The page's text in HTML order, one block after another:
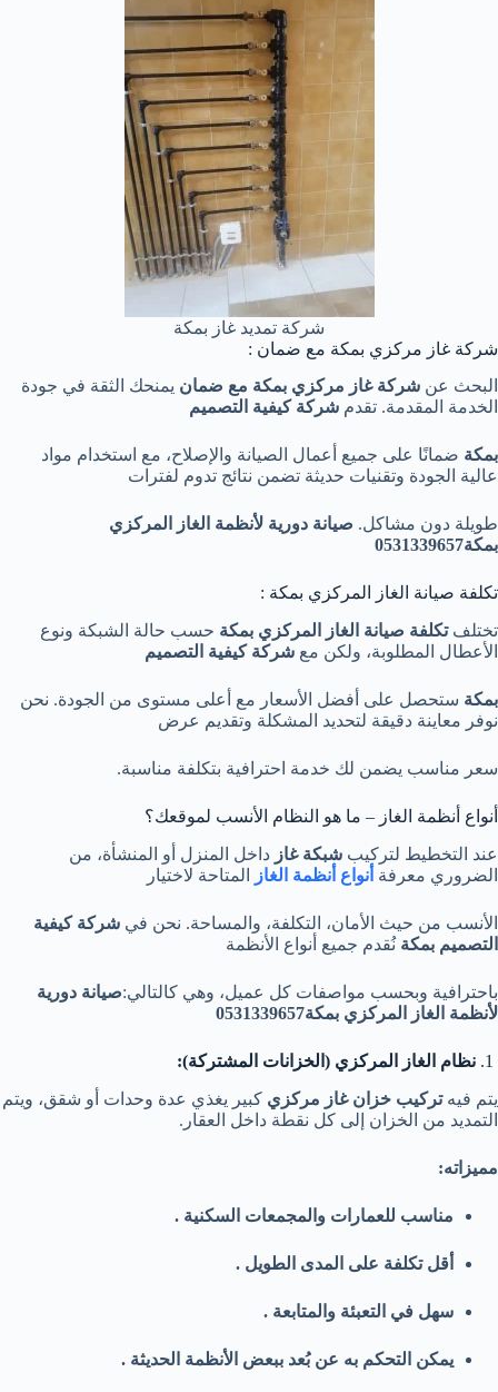
شركة تمديد غاز بمكة
شركة غاز مركزي بمكة مع ضمان :
البحث عن شركة غاز مركزي بمكة مع ضمان يمنحك الثقة في جودة
الخدمة المقدمة. تقدم شركة كيفية التصميم
بمكة ضمانًا على جميع أعمال الصيانة والإصلاح، مع استخدام مواد
عالية الجودة وتقنيات حديثة تضمن نتائج تدوم لفترات
طويلة دون مشاكل. صيانة دورية لأنظمة الغاز المركزي
بمكة0531339657
تكلفة صيانة الغاز المركزي بمكة :
تختلفتكلفة صيانة الغاز المركزي بمكة حسب حالة الشبكة ونوع
الأعطال المطلوبة، ولكن مع شركة كيفية التصميم
بمكة ستحصل على أفضل الأسعار مع أعلى مستوى من الجودة. نحن
نوفر معاينة دقيقة لتحديد المشكلة وتقديم عرض
سعر مناسب يضمن لك خدمة احترافية بتكلفة مناسبة.
أنواع أنظمة الغاز – ما هو النظام الأنسب لموقعك؟
عند التخطيط لتركيب شبكة غاز داخل المنزل أو المنشأة، من
الضروري معرفة أنواع أنظمة الغاز المتاحة لاختيار
الأنسب من حيث الأمان، التكلفة، والمساحة. نحن في شركة كيفية
التصميم بمكة نُقدم جميع أنواع الأنظمة
باحترافية وبحسب مواصفات كل عميل، وهي كالتالي:صيانة دورية
لأنظمة الغاز المركزي بمكة0531339657
نظام الغاز المركزي (الخزانات المشتركة):
يتم فيه تركيب خزان غاز مركزي كبير يغذي عدة وحدات أو شقق، ويتم
التمديد من الخزان إلى كل نقطة داخل العقار.
مميزاته:
مناسب للعمارات والمجمعات السكنية .
أقل تكلفة على المدى الطويل .
سهل في التعبئة والمتابعة .
يمكن التحكم به عن بُعد ببعض الأنظمة الحديثة .